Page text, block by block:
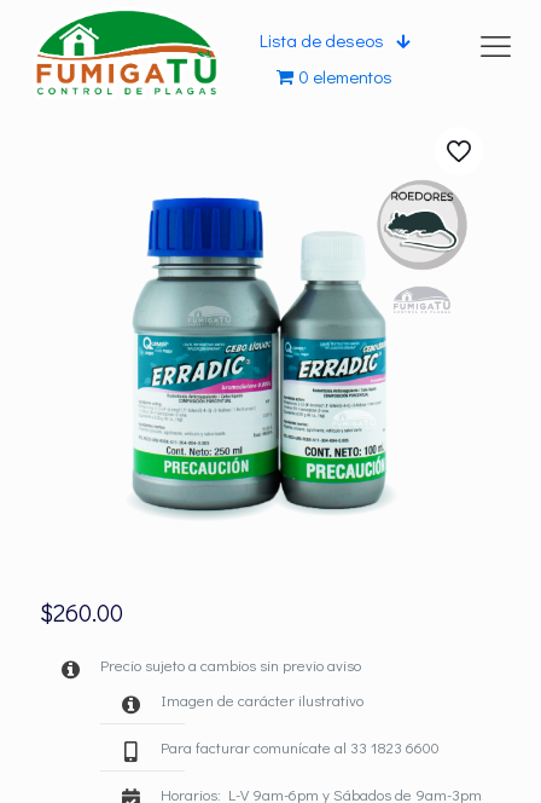
Lista de deseos
0 elementos
$260.00
Precio sujeto a cambios sin previo aviso
Imagen de carácter ilustrativo
Para facturar comunícate al 33 1823 6600
Horarios: L-V 9am-6pm y Sábados de 9am-3pm